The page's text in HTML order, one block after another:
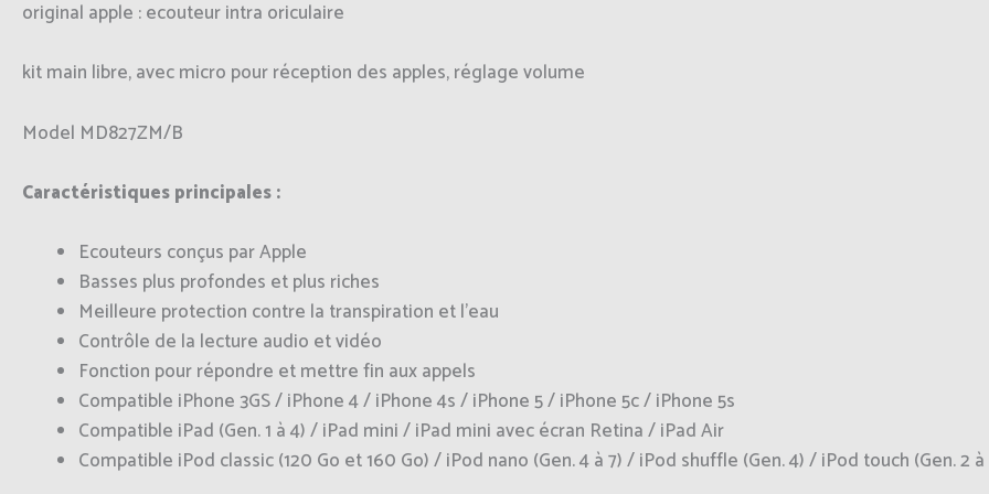
original apple : ecouteur intra oriculaire
kit main libre, avec micro pour réception des apples, réglage volume
Model MD827ZM/B
Caractéristiques principales :
Ecouteurs conçus par Apple
Basses plus profondes et plus riches
Meilleure protection contre la transpiration et l’eau
Contrôle de la lecture audio et vidéo
Fonction pour répondre et mettre fin aux appels
Compatible iPhone 3GS / iPhone 4 / iPhone 4s / iPhone 5 / iPhone 5c / iPhone 5s
Compatible iPad (Gen. 1 à 4) / iPad mini / iPad mini avec écran Retina / iPad Air
Compatible iPod classic (120 Go et 160 Go) / iPod nano (Gen. 4 à 7) / iPod shuffle (Gen. 4) / iPod touch (Gen. 2 à